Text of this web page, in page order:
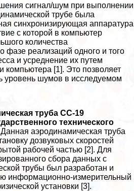
сигнал/шум при выполнении
трубе была
синхронизирующая аппаратура
с которой в компьютер
количества
фазе реализаций одного и того
и усреднение их путем
компьютера [1]. Это позволяет
уровень шумов в исследуемом
труба СС-19
технического
Данная аэродинамическая труба
дозвуковых скоростей
рабочей частью [2]. Для
сбора данных с
трубы был разработан и
информационно-измерительный
установки [3].